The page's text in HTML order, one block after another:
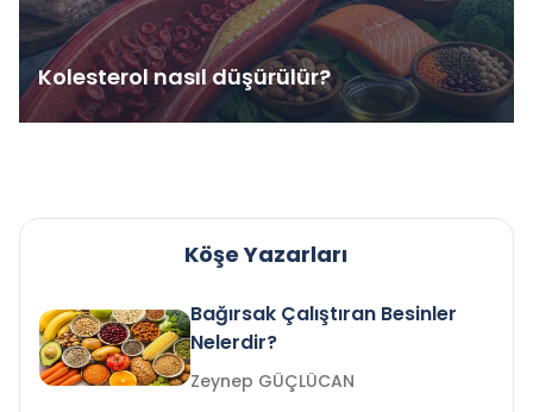
Kolesterol nasıl düşürülür?
Köşe Yazarları
Bağırsak Çalıştıran Besinler
Nelerdir?
Zeynep GÜÇLÜCAN